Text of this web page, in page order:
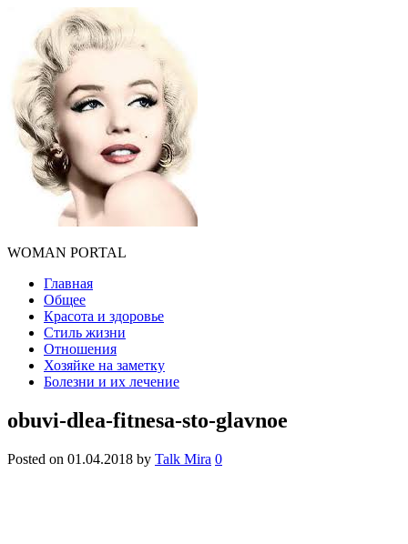
WOMAN PORTAL
Главная
Общее
Красота и здоровье
Стиль жизни
Отношения
Хозяйке на заметку
Болезни и их лечение
obuvi-dlea-fitnesa-sto-glavnoe
Posted on 01.04.2018 by Talk Mira 0